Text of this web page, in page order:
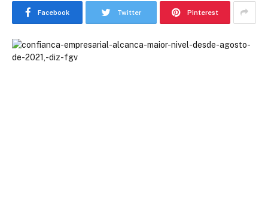
Facebook Twitter Pinterest